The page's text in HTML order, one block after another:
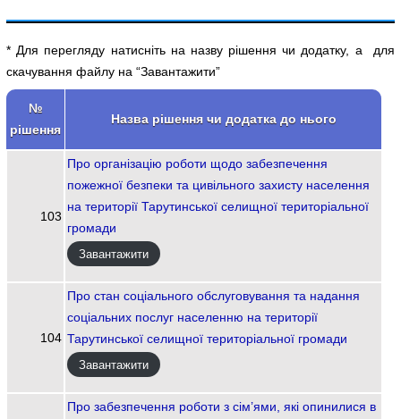
* Для перегляду натисніть на назву рішення чи додатку, а для
скачування файлу на “Завантажити”
№
рішення
Назва рішення чи додатка до нього
103
Про організацію роботи щодо забезпечення
пожежної безпеки та цивільного захисту населення
на території Тарутинської селищної територіальної
громади
Завантажити
104
Про стан соціального обслуговування та надання
соціальних послуг населенню на території
Тарутинської селищної територіальної громади
Завантажити
Про забезпечення роботи з сім’ями, які опинилися в